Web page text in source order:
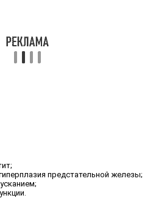
предстательной железы;